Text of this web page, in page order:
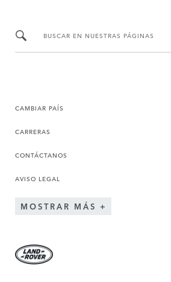
BUSCAR EN NUESTRAS PÁGINAS
CAMBIAR PAÍS
CARRERAS
CONTÁCTANOS
AVISO LEGAL
MOSTRAR MÁS